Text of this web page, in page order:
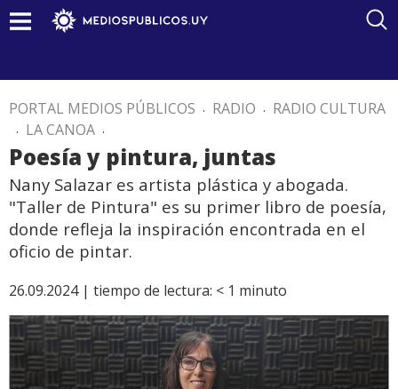
PORTAL MEDIOS PÚBLICOS . RADIO . RADIO CULTURA
. LA CANOA .
Poesía y pintura, juntas
Nany Salazar es artista plástica y abogada.
"Taller de Pintura" es su primer libro de poesía,
donde refleja la inspiración encontrada en el
oficio de pintar.
26.09.2024 | tiempo de lectura: < 1 minuto